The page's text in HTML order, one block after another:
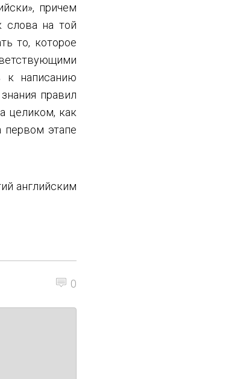
причем
слова на той
то, которое
к написанию
правил
целиком, как
первом этапе
английским
0